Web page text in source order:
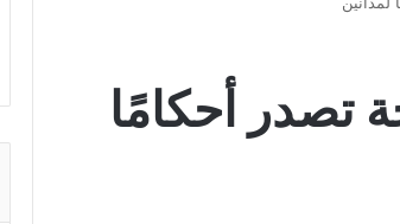
تصدر أحكامًا